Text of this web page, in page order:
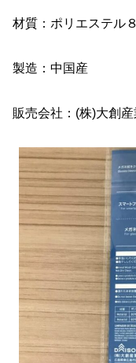
材質：ポリエステル
製造：中国産
販売会社：(株)大創産